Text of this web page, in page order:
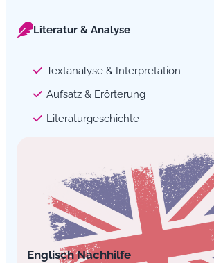
Literatur & Analyse
Textanalyse & Interpretation
Aufsatz & Erörterung
Literaturgeschichte
Englisch Nachhilfe